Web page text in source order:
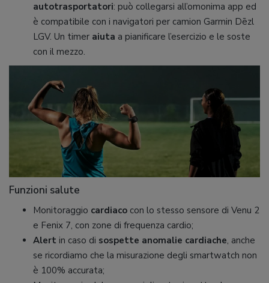
autotrasportatori: può collegarsi all’omonima app ed
è compatibile con i navigatori per camion Garmin Dēzl
LGV. Un timer aiuta a pianificare l’esercizio e le soste
con il mezzo.
Funzioni salute
Monitoraggio cardiaco con lo stesso sensore di Venu 2
e Fenix 7, con zone di frequenza cardio;
Alert in caso di sospette anomalie cardiache, anche
se ricordiamo che la misurazione degli smartwatch non
è 100% accurata;